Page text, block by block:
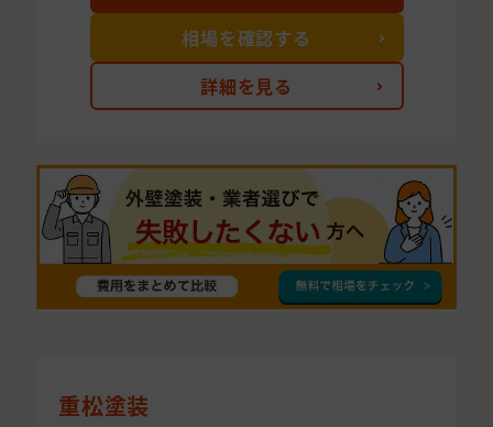
詳細を見る
相場を確認する
重松塗装